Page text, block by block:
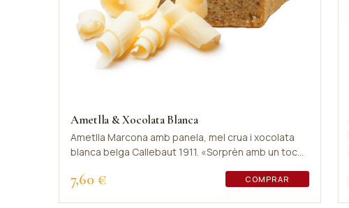
Ametlla & Xocolata Blanca
Ametlla Marcona amb panela, mel crua i xocolata
blanca belga Callebaut 1911. «Sorprèn amb un toc
7,60 € COMPRAR